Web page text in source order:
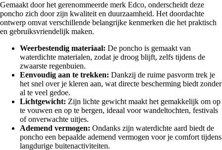
Gemaakt door het gerenommeerde merk Edco, onderscheidt deze
poncho zich door zijn kwaliteit en duurzaamheid. Het doordachte
ontwerp omvat verschillende belangrijke kenmerken die het praktisch
en gebruiksvriendelijk maken.
Weerbestendig materiaal: De poncho is gemaakt van
waterdichte materialen, zodat je droog blijft, zelfs tijdens de
zwaarste regenbuien.
Eenvoudig aan te trekken: Dankzij de ruime pasvorm trek je
het snel over je kleren aan, wat directe bescherming biedt zonder
al te veel gedoe.
Lichtgewicht: Zijn lichte gewicht maakt het gemakkelijk om op
te vouwen en op te bergen, ideaal voor wandeltochten, festivals
of onverwachte uitjes.
Ademend vermogen: Ondanks zijn waterdichte aard biedt de
poncho een bepaalde ademend vermogen voor je comfort tijdens
langdurige buitenactiviteiten.